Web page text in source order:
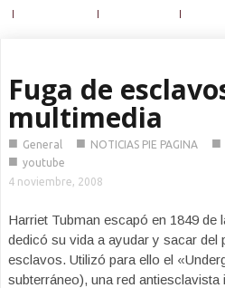
Fuga de
multimedia
■ General ■ NOTICIAS PIE PAGINA ■
■ youtube
4 noviembre, 2008
Harriet Tubman escapó en 1849 de
dedicó su vida a ayudar y sacar
esclavos. Utilizó para ello el
subterráneo), una red